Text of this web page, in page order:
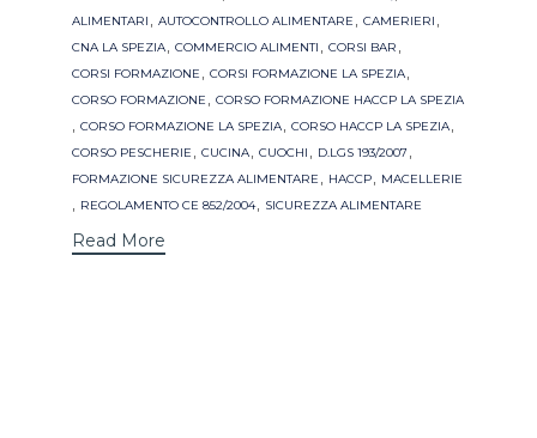
ALIMENTARI , AUTOCONTROLLO ALIMENTARE , CAMERIERI ,
CNA LA SPEZIA, COMMERCIO ALIMENTI , CORSI BAR ,
CORSI FORMAZIONE , CORSI FORMAZIONE LA SPEZIA,
CORSO FORMAZIONE , CORSO FORMAZIONE HACCP LA SPEZIA
, CORSO FORMAZIONE LA SPEZIA, CORSO HACCP LA SPEZIA,
CORSO PESCHERIE , CUCINA, CUOCHI , D.LGS 193/2007 ,
FORMAZIONE SICUREZZA ALIMENTARE , HACCP, MACELLERIE
, REGOLAMENTO CE 852/2004, SICUREZZA ALIMENTARE
Read More